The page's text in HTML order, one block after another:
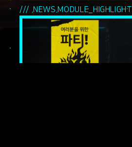
/// .NEWS.MODULE_HIGHLIGHT